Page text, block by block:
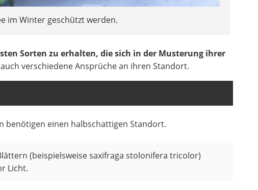
im Winter geschützt werden.
Sorten zu erhalten, die sich in der Musterung ihrer
verschiedene Ansprüche an ihren Standort.
benötigen einen halbschattigen Standort.
(beispielsweise saxifraga stolonifera tricolor)
Licht.